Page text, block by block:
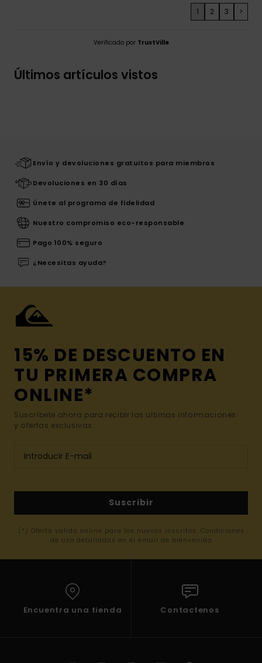
1 2 3 >
Verificado por TrustVille
Últimos artículos vistos
Envío y devoluciones gratuitos para miembros
Devoluciones en 30 días
Únete al programa de fidelidad
Nuestro compromiso eco-responsable
Pago 100% seguro
¿Necesitas ayuda?
15% DE DESCUENTO EN
TU PRIMERA COMPRA
ONLINE*
Suscríbete ahora para recibir las ultimas informaciones
y ofertas exclusivas.
Suscribir
(*) Oferta valida online para los nuevos inscritos. Condiciones
de uso detalladas en el email de bienvenida
Encuentra una tienda Contactenos